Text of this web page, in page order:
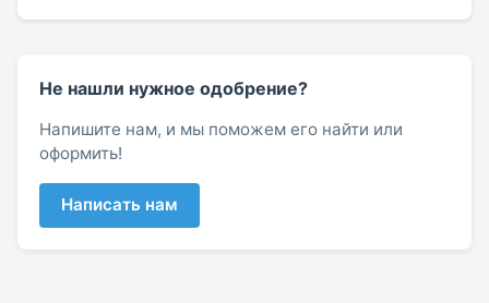
Не нашли нужное одобрение?
Напишите нам, и мы поможем его найти или
оформить!
Написать нам